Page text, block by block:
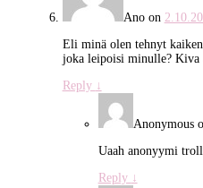
Anoon
Eli minä olen tehnyt
joka leipoisi minulle? Kiva
Reply ↓
Anonymous
Uaah anonyymi
Reply ↓